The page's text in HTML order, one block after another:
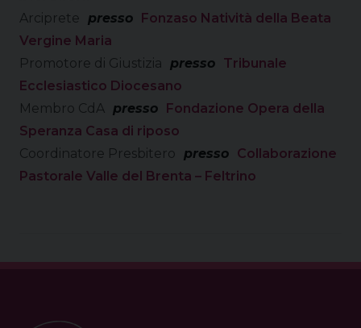
Arciprete
presso Fonzaso Natività della Beata
Vergine Maria
Promotore di Giustizia
presso Tribunale
Ecclesiastico Diocesano
Membro CdA presso Fondazione Opera della
Speranza Casa di riposo
Coordinatore Presbitero
presso Collaborazione
Pastorale Valle del Brenta – Feltrino